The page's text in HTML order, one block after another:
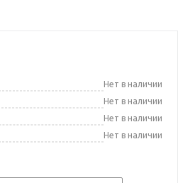
Нет в наличии
Нет в наличии
Нет в наличии
Нет в наличии